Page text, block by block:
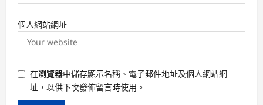
個人網站網址
在瀏覽器中儲存顯示名稱、電子郵件地址及個人網站網
址，以供下次發佈留言時使用。